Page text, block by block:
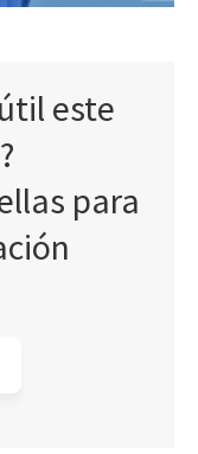
este
para